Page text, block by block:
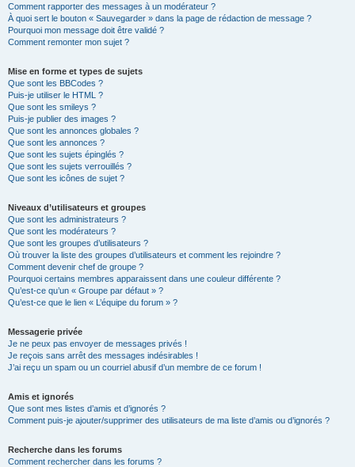
Comment rapporter des messages à un modérateur ?
À quoi sert le bouton « Sauvegarder » dans la page de rédaction de message ?
Pourquoi mon message doit être validé ?
Comment remonter mon sujet ?
Mise en forme et types de sujets
Que sont les BBCodes ?
Puis-je utiliser le HTML ?
Que sont les smileys ?
Puis-je publier des images ?
Que sont les annonces globales ?
Que sont les annonces ?
Que sont les sujets épinglés ?
Que sont les sujets verrouillés ?
Que sont les icônes de sujet ?
Niveaux d’utilisateurs et groupes
Que sont les administrateurs ?
Que sont les modérateurs ?
Que sont les groupes d’utilisateurs ?
Où trouver la liste des groupes d’utilisateurs et comment les rejoindre ?
Comment devenir chef de groupe ?
Pourquoi certains membres apparaissent dans une couleur différente ?
Qu’est-ce qu’un « Groupe par défaut » ?
Qu’est-ce que le lien « L’équipe du forum » ?
Messagerie privée
Je ne peux pas envoyer de messages privés !
Je reçois sans arrêt des messages indésirables !
J’ai reçu un spam ou un courriel abusif d’un membre de ce forum !
Amis et ignorés
Que sont mes listes d’amis et d’ignorés ?
Comment puis-je ajouter/supprimer des utilisateurs de ma liste d’amis ou d’ignorés ?
Recherche dans les forums
Comment rechercher dans les forums ?